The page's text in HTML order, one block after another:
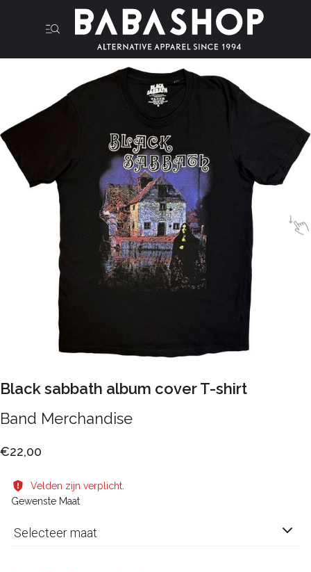
Black sabbath album cover T-shirt
Band Merchandise
€22,00
Velden zijn verplicht.
Gewenste Maat
Selecteer maat